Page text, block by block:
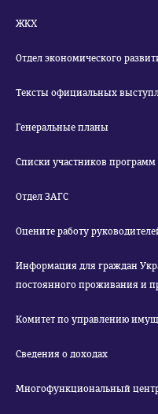
ЖКХ
Отдел экономического
Тексты официальных
Генеральные планы
Списки участников
Отдел ЗАГС
Оцените работу
Информация для граждан
постоянного проживания и
Комитет по управлению
Сведения о доходах
Многофункциональный